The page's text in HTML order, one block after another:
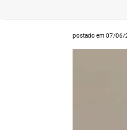
postado em 07/06/